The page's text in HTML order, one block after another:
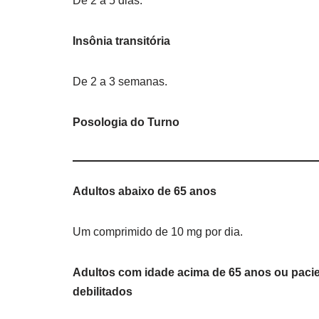
Insônia transitória
De 2 a 3 semanas.
Posologia do Turno
Adultos abaixo de 65 anos
Um comprimido de 10 mg por dia.
Adultos com idade acima de 65 anos ou
debilitados